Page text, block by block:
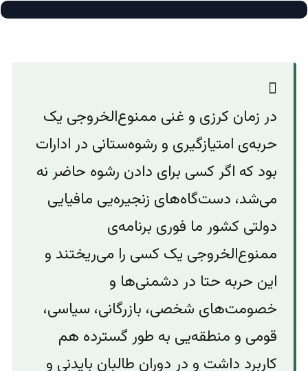
در زمان کرزی و غنی ممنوع‌الخروجی یک
حربه‌ی امتیازگیری ‌و رشوه‌ستانی در ادارات
بود که اگر کسی برای دادن رشوه حاضر نه
می‌شد، دست‌گاه‌‌های زنجیره‌یی مافیایی
دولتی کشور ما فوری برنامه‌ی
ممنوع‌الخروجی یک کسی را می‌ریختند و
این حربه حتا در دشمنی‌ها و
خصومت‌های شخصی، بازرگانی، سیاسی،
قومی و منطقه‌یی به طور گسترده هم
کاربرد داشت و در دوران طالبان بایدنی و